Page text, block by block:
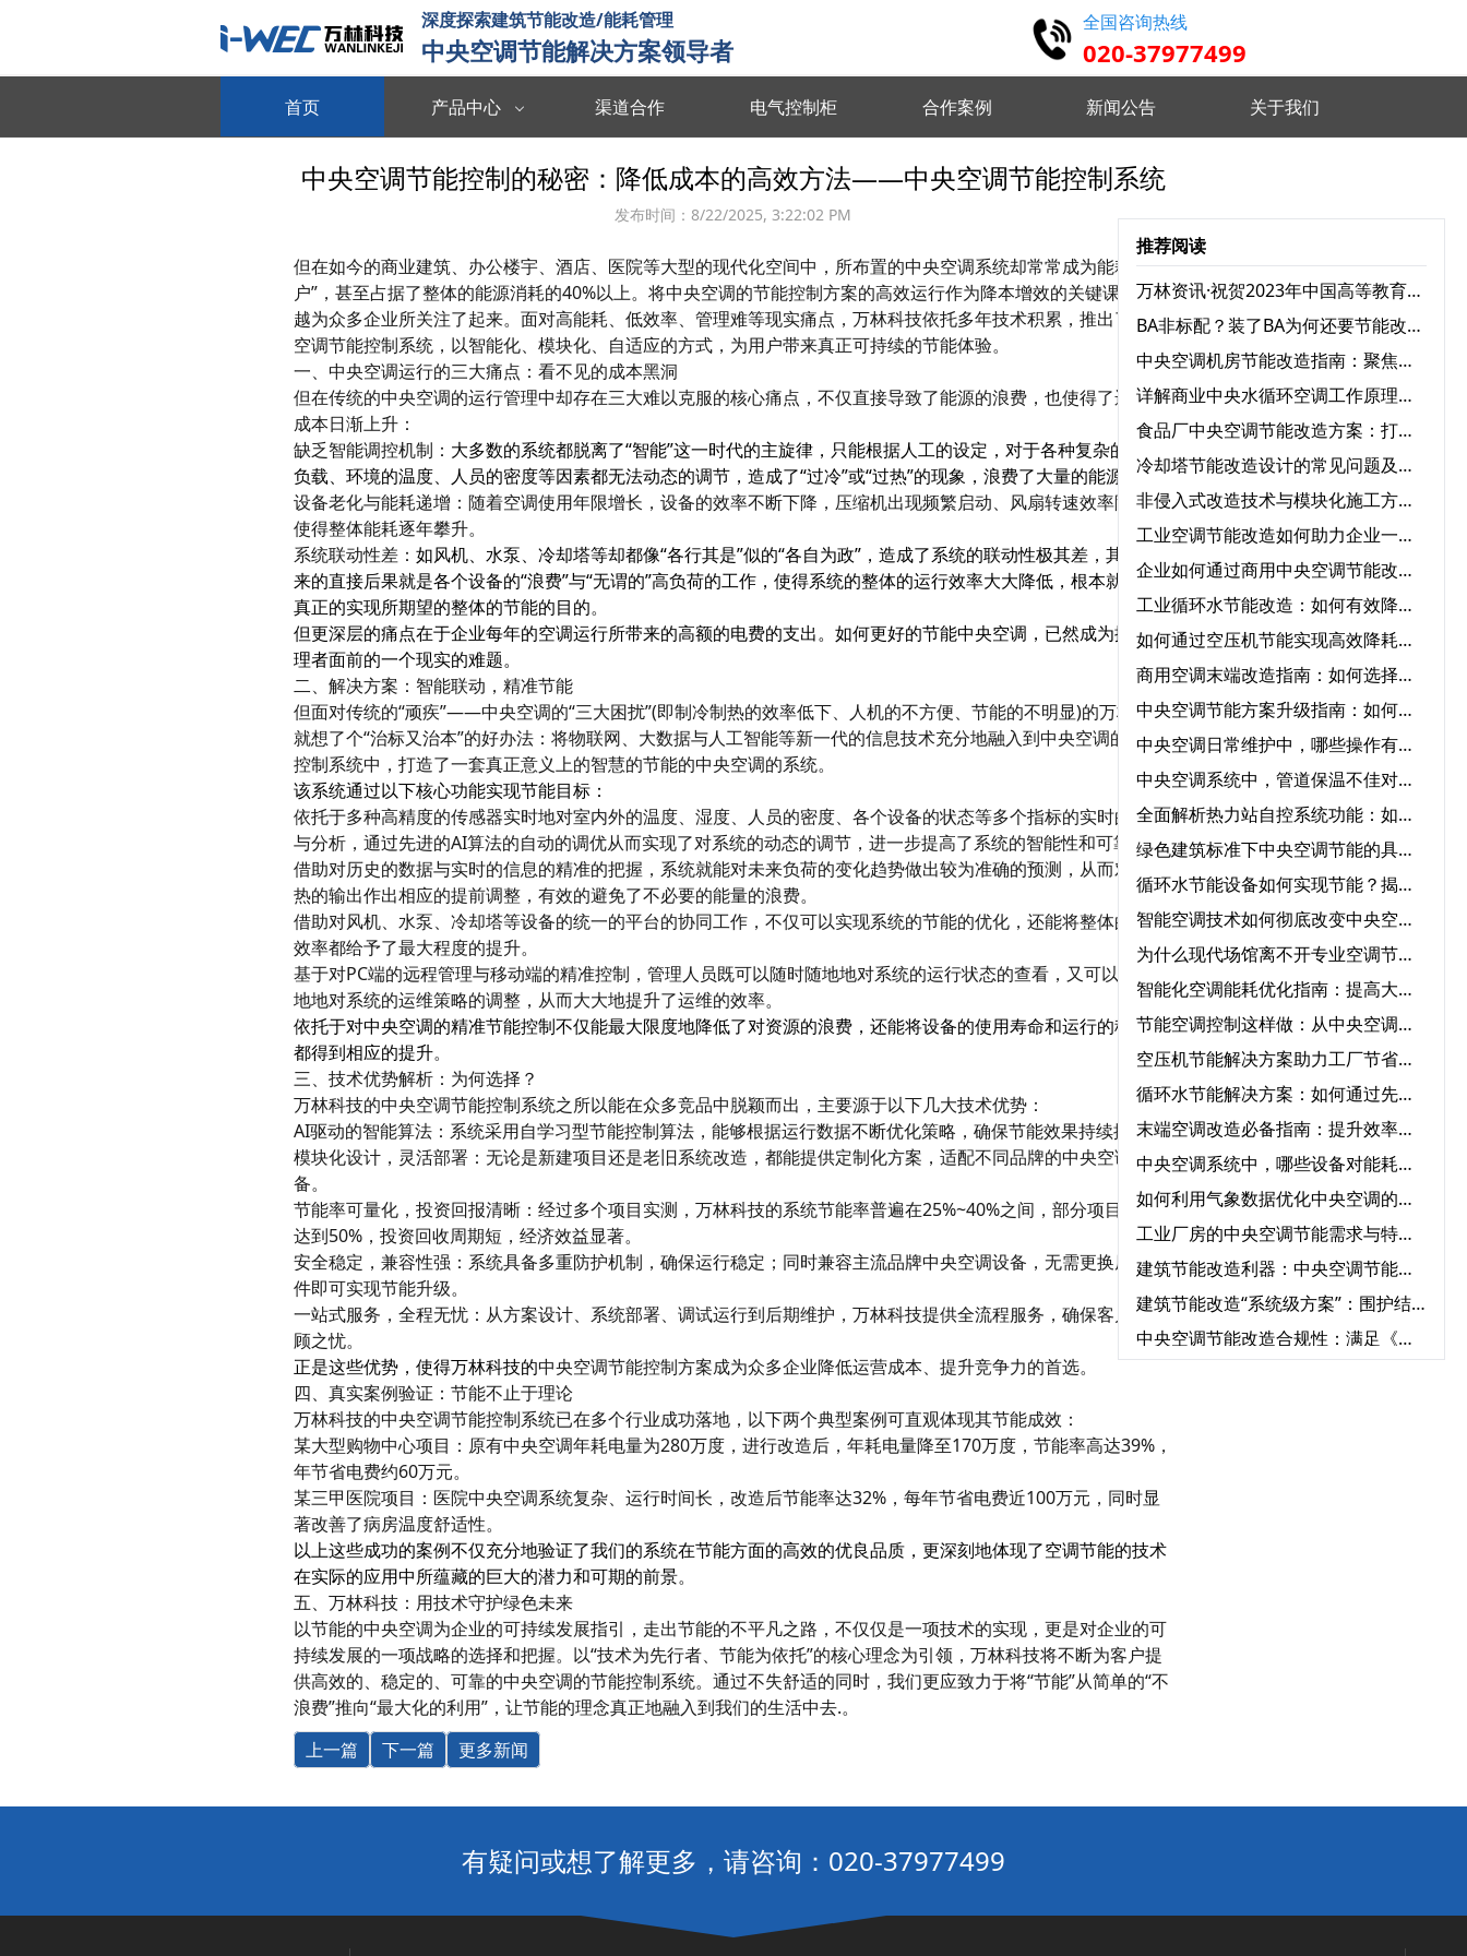
深度探索建筑节能改造/能耗管理
中央空调节能解决方案领导者
全国咨询热线
020-37977499
首页 产品中心
物联平台
跨系统协同 全域数据整合 多维度分析决策
数据中台
海量数据集成/管理/分析/共享
数字孪生
全要素可视化 高精度仿真 设计认证维护
动态数据采集 需求智能调控 多能源协同管理 运行习惯分析 数据驱动决策 提升管理效率 故障预测识别 实时监控分析 优化设备状态
智慧节能
全维度能耗监测 自适应调节策略 设计与运维联
动
智慧暖通
温度自动调节 改善空气质量 提升节能效率
智慧消防
实时监测预警 远程指挥控制 智能分析决策
节能贴膜
节能隔热 防晒防爆 绿色环保 监控运行状态 识别安全隐患 提升设备效率 多维度数据分析 自定义监测需求 灵活配置任务
智慧档案
档案管理 库房环控 数字化加工整理
分体空调
远程自动控制 统一集中管理 自动调节温度
渠道合作 电气控制柜 合作案例 新闻公告 关于我们
中央空调节能控制的秘密：降低成本的高效方法——中央空调节能控制系统
发布时间：8/22/2025, 3:22:02 PM
但在如今的商业建筑、办公楼宇、酒店、医院等大型的现代化空间中，所布置的中央空调系统却常常成为能耗的“大
户”，甚至占据了整体的能源消耗的40%以上。将中央空调的节能控制方案的高效运行作为降本增效的关键课就越来
越为众多企业所关注了起来。面对高能耗、低效率、管理难等现实痛点，万林科技依托多年技术积累，推出了中央
空调节能控制系统，以智能化、模块化、自适应的方式，为用户带来真正可持续的节能体验。
一、中央空调运行的三大痛点：看不见的成本黑洞
但在传统的中央空调的运行管理中却存在三大难以克服的核心痛点，不仅直接导致了能源的浪费，也使得了运营的
成本日渐上升：
缺乏智能调控机制： 大多数的系统都脱离了“智能”这一时代的主旋律，只能根据人工的设定，对于各种复杂的实际
负载、环境的温度、人员的密度等因素都无法动态的调节，造成了“过冷”或“过热”的现象，浪费了大量的能源
。
设备老化与能耗递增：随着空调使用年限增长，设备的效率不断下降，压缩机出现频繁启动、风扇转速效率降低，
使得整体能耗逐年攀升。
系统联动性差： 如风机、水泵、冷却塔等却都像“各行其是”似的“各自为政”，造成了系统的联动性极其差，其所带
来的直接后果就是各个设备的“浪费”与“无谓的”高负荷的工作，使得系统的整体的运行效率大大降低，根本就无法
真正的实现所期望的整体的节能的目的。
但更深层的痛点在于企业每年的空调运行所带来的高额的电费的支出。如何更好的节能中央空调，已然成为摆在管
理者面前的一个现实的难题。
二、解决方案：智能联动，精准节能
但面对传统的“顽疾”——中央空调的“三大困扰”(即制冷制热的效率低下、人机的不方便、节能的不明显)的万林科技
就想了个“治标又治本”的好办法：将物联网、大数据与人工智能等新一代的信息技术充分地融入到中央空调的节能
控制系统中，打造了一套真正意义上的智慧的节能的中央空调的系统。
该系统通过以下核心功能实现节能目标：
依托于多种高精度的传感器实时地对室内外的温度、湿度、人员的密度、各个设备的状态等多个指标的实时的采集
与分析，通过先进的AI算法的自动的调优从而实现了对系统的动态的调节，进一步提高了系统的智能性和可靠性。
借助对历史的数据与实时的信息的精准的把握，系统就能对未来负荷的变化趋势做出较为准确的预测，从而对制冷/
热的输出作出相应的提前调整，有效的避免了不必要的能量的浪费。
借助对风机、水泵、冷却塔等设备的统一的平台的协同工作，不仅可以实现系统的节能的优化，还能将整体的运行
效率都给予了最大程度的提升。
基于对PC端的远程管理与移动端的精准控制，管理人员既可以随时随地地对系统的运行状态的查看，又可以随时随
地地对系统的运维策略的调整，从而大大地提升了运维的效率。
依托于对中央空调的精准节能控制不仅能最大限度地降低了对资源的浪费，还能将设备的使用寿命和运行的稳定性
都得到相应的提升。
三、技术优势解析：为何选择？
万林科技的中央空调节能控制系统之所以能在众多竞品中脱颖而出，主要源于以下几大技术优势：
AI驱动的智能算法：系统采用自学习型节能控制算法，能够根据运行数据不断优化策略，确保节能效果持续提升。
模块化设计，灵活部署：无论是新建项目还是老旧系统改造，都能提供定制化方案，适配不同品牌的中央空调设
备。
节能率可量化，投资回报清晰：经过多个项目实测，万林科技的系统节能率普遍在25%~40%之间，部分项目甚至
达到50%，投资回收周期短，经济效益显著。
安全稳定，兼容性强：系统具备多重防护机制，确保运行稳定；同时兼容主流品牌中央空调设备，无需更换原有硬
件即可实现节能升级。
一站式服务，全程无忧：从方案设计、系统部署、调试运行到后期维护，万林科技提供全流程服务，确保客户无后
顾之忧。
正是这些优势，使得万林科技的中央空调节能控制方案成为众多企业降低运营成本、提升竞争力的首选。
四、真实案例验证：节能不止于理论
万林科技的中央空调节能控制系统已在多个行业成功落地，以下两个典型案例可直观体现其节能成效：
某大型购物中心项目：原有中央空调年耗电量为280万度，进行改造后，年耗电量降至170万度，节能率高达39%，
年节省电费约60万元。
某三甲医院项目：医院中央空调系统复杂、运行时间长，改造后节能率达32%，每年节省电费近100万元，同时显
著改善了病房温度舒适性。
以上这些成功的案例不仅充分地验证了我们的系统在节能方面的高效的优良品质，更深刻地体现了空调节能的技术
在实际的应用中所蕴藏的巨大的潜力和可期的前景。
五、万林科技：用技术守护绿色未来
以节能的中央空调为企业的可持续发展指引，走出节能的不平凡之路，不仅仅是一项技术的实现，更是对企业的可
持续发展的一项战略的选择和把握。以“技术为先行者、节能为依托”的核心理念为引领，万林科技将不断为客户提
供高效的、稳定的、可靠的中央空调的节能控制系统。通过不失舒适的同时，我们更应致力于将“节能”从简单的“不
浪费”推向“最大化的利用”，让节能的理念真正地融入到我们的生活中去.。
推荐阅读
万林资讯·祝贺2023年中国高等教育学会档案工作分会与广东省高校档案工作协会学术年会圆满召开
BA非标配？装了BA为何还要节能改造？
中央空调机房节能改造指南：聚焦三大耗电设备，实现能效跃升
详解商业中央水循环空调工作原理：为何舒适又高效？
食品厂中央空调节能改造方案：打造绿色节能生产环境
冷却塔节能改造设计的常见问题及解决方案
非侵入式改造技术与模块化施工方案在中央空调节能改造中的协同应用‌
工业空调节能改造如何助力企业一年节省50%能源成本？
企业如何通过商用中央空调节能改造实现低碳运营？
工业循环水节能改造：如何有效降低成本并提高效率？
如何通过空压机节能实现高效降耗与节能？
商用空调末端改造指南：如何选择节能改造公司提升冷暖效率
中央空调节能方案升级指南：如何快速实现节能转型？
中央空调日常维护中，哪些操作有助于降低能耗？‌
中央空调系统中，管道保温不佳对能耗的影响程度有多大？‌
全面解析热力站自控系统功能：如何优化供暖效率？‌
绿色建筑标准下中央空调节能的具体要求‌
循环水节能设备如何实现节能？揭秘核心技术与应用领域‌
智能空调技术如何彻底改变中央空调气流优化管理？‌
为什么现代场馆离不开专业空调节能服务？
智能化空调能耗优化指南：提高大型中央空调运行效率的必知方法‌
节能空调控制这样做：从中央空调全系统改造到智能能耗管理
空压机节能解决方案助力工厂节省能源成本‌
循环水节能解决方案：如何通过先进设备节省能源成本？‌
末端空调改造必备指南：提升效率、节能环保一步到位‌
中央空调系统中，哪些设备对能耗影响最大？‌
如何利用气象数据优化中央空调的节能运行控制‌
工业厂房的中央空调节能需求与特殊解决方案‌
建筑节能改造利器：中央空调节能改造与自控系统的完美结合‌
建筑节能改造“系统级方案”：围护结构+用能设备+智能控制三重降耗路径‌
中央空调节能改造合规性：满足《公共建筑节能标准》的12项要求‌
上一篇 下一篇 更多新闻
有疑问或想了解更多，请咨询：020-37977499